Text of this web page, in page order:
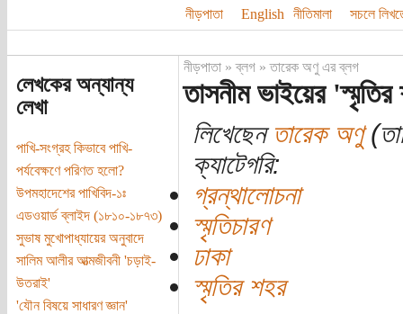
নীড়পাতা
English নীতিমালা সচলে
লেখকের অন্যান্য
লেখা
পাখি-সংগ্রহ কিভাবে পাখি-
পর্যবেক্ষণে পরিণত হলো?
উপমহাদেশের পাখিবিদ-১ঃ
এডওয়ার্ড ব্লাইদ (১৮১০-১৮৭৩)
সুভাষ মুখোপাধ্যায়ের অনুবাদে
সালিম আলীর আত্মজীবনী 'চড়াই-
উতরাই'
'যৌন বিষয়ে সাধারণ জ্ঞান'
নীড়পাতা»ব্লগ»তারেক অণু এর ব্লগ
তাসনীম ভাইয়ের
লিখেছেনতারেক অণু
ক্যাটেগরি:
গ্রন্থালোচনা
স্মৃতিচারণ
ঢাকা
স্মৃতির শহর